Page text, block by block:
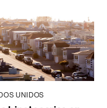
UNIDOS